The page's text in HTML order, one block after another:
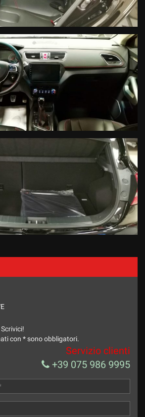
con * sono obbligatori.
Servizio clienti
+39 075 986 9995